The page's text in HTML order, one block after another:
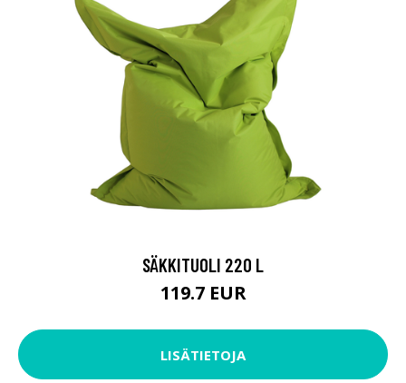
SÄKKITUOLI 220 L
119.7 EUR
LISÄTIETOJA